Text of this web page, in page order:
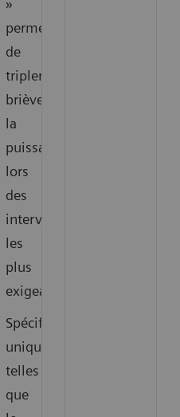
»
permet
de
tripler
brièvement
la
puissance
lors
des
interventions
les
plus
exigeantes.
Spécificités
uniques
telles
que